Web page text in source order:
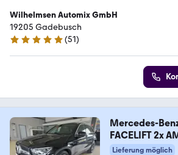
Wilhelmsen Automix GmbH
19205 Gadebusch
5 Sterne
(51)
Mercedes-
FACELIFT 2x
LED
Lieferung möglich